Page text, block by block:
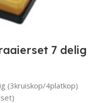
7 delig
(3kruiskop/4platkop)